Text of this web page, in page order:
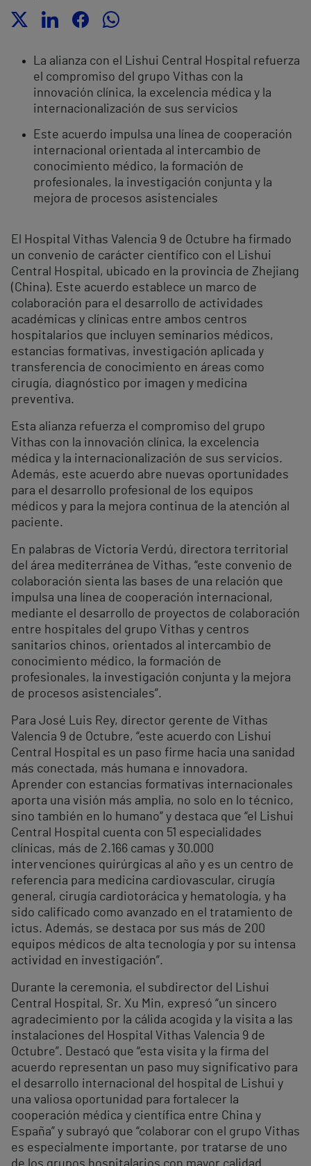
La alianza con el Lishui Central Hospital refuerza
el compromiso del grupo Vithas con la
innovación clínica, la excelencia médica y la
internacionalización de sus servicios
Este acuerdo impulsa una línea de cooperación
internacional orientada al intercambio de
conocimiento médico, la formación de
profesionales, la investigación conjunta y la
mejora de procesos asistenciales
El Hospital Vithas Valencia 9 de Octubre ha firmado
un convenio de carácter científico con el Lishui
Central Hospital, ubicado en la provincia de Zhejiang
(China). Este acuerdo establece un marco de
colaboración para el desarrollo de actividades
académicas y clínicas entre ambos centros
hospitalarios que incluyen seminarios médicos,
estancias formativas, investigación aplicada y
transferencia de conocimiento en áreas como
cirugía, diagnóstico por imagen y medicina
preventiva.
Esta alianza refuerza el compromiso del grupo
Vithas con la innovación clínica, la excelencia
médica y la internacionalización de sus servicios.
Además, este acuerdo abre nuevas oportunidades
para el desarrollo profesional de los equipos
médicos y para la mejora continua de la atención al
paciente.
En palabras de Victoria Verdú, directora territorial
del área mediterránea de Vithas, “este convenio de
colaboración sienta las bases de una relación que
impulsa una línea de cooperación internacional,
mediante el desarrollo de proyectos de colaboración
entre hospitales del grupo Vithas y centros
sanitarios chinos, orientados al intercambio de
conocimiento médico, la formación de
profesionales, la investigación conjunta y la mejora
de procesos asistenciales”.
Para José Luis Rey, director gerente de Vithas
Valencia 9 de Octubre, “este acuerdo con Lishui
Central Hospital es un paso firme hacia una sanidad
más conectada, más humana e innovadora.
Aprender con estancias formativas internacionales
aporta una visión más amplia, no solo en lo técnico,
sino también en lo humano” y destaca que “el Lishui
Central Hospital cuenta con 51 especialidades
clínicas, más de 2.166 camas y 30.000
intervenciones quirúrgicas al año y es un centro de
referencia para medicina cardiovascular, cirugía
general, cirugía cardiotorácica y hematología, y ha
sido calificado como avanzado en el tratamiento de
ictus. Además, se destaca por sus más de 200
equipos médicos de alta tecnología y por su intensa
actividad en investigación”.
Durante la ceremonia, el subdirector del Lishui
Central Hospital, Sr. Xu Min, expresó “un sincero
agradecimiento por la cálida acogida y la visita a las
instalaciones del Hospital Vithas Valencia 9 de
Octubre”. Destacó que “esta visita y la firma del
acuerdo representan un paso muy significativo para
el desarrollo internacional del hospital de Lishui y
una valiosa oportunidad para fortalecer la
cooperación médica y científica entre China y
España” y subrayó que “colaborar con el grupo Vithas
es especialmente importante, por tratarse de uno